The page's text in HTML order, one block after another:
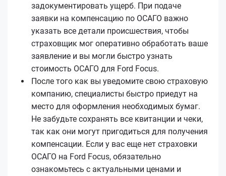
задокументировать ущерб. При подаче
заявки на компенсацию по ОСАГО важно
указать все детали происшествия, чтобы
страховщик мог оперативно обработать ваше
заявление и вы могли быстро узнать
стоимость ОСАГО для Ford Focus.
После того как вы уведомите свою страховую
компанию, специалисты быстро приедут на
место для оформления необходимых бумаг.
Не забудьте сохранять все квитанции и чеки,
так как они могут пригодиться для получения
компенсации. Если у вас еще нет страховки
ОСАГО на Ford Focus, обязательно
ознакомьтесь с актуальными ценами и